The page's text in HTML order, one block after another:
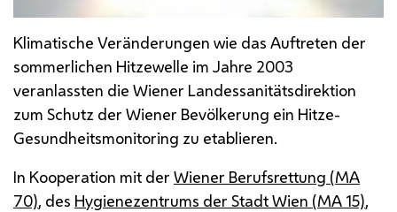
Klimatische Veränderungen wie das Auftreten der
sommerlichen Hitzewelle im Jahre 2003
veranlassten die Wiener Landessanitätsdirektion
zum Schutz der Wiener Bevölkerung ein Hitze-
Gesundheitsmonitoring zu etablieren.
In Kooperation mit der Wiener Berufsrettung (MA
70), des Hygienezentrums der Stadt Wien (MA 15),